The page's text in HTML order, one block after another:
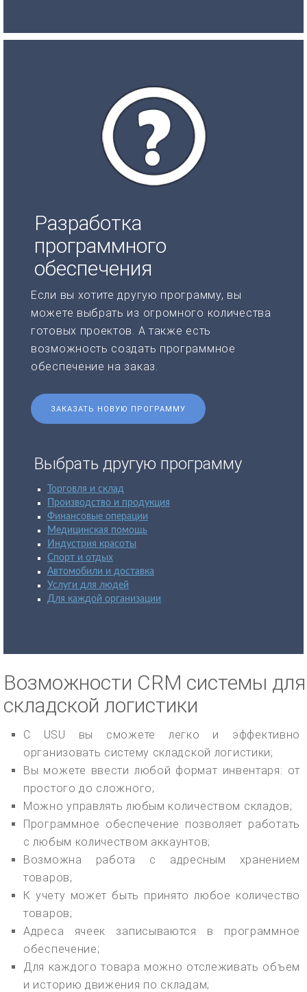
Разработка
программного
обеспечения
Если вы хотите другую программу, вы
можете выбрать из огромного количества
готовых проектов. А также есть
возможность создать программное
обеспечение на заказ.
ЗАКАЗАТЬ НОВУЮ ПРОГРАММУ
Выбрать другую программу
Торговля и склад
Производство и продукция
Финансовые операции
Медицинская помощь
Индустрия красоты
Спорт и отдых
Автомобили и доставка
Услуги для людей
Для каждой организации
Возможности CRM системы для
складской логистики
С USU вы сможете легко и эффективно
организовать систему складской логистики;
Вы можете ввести любой формат инвентаря: от
простого до сложного;
Можно управлять любым количеством складов;
Программное обеспечение позволяет работать
с любым количеством аккаунтов;
Возможна работа с адресным хранением
товаров;
К учету может быть принято любое количество
товаров;
Адреса ячеек записываются в программное
обеспечение;
Для каждого товара можно отслеживать объем
и историю движения по складам;